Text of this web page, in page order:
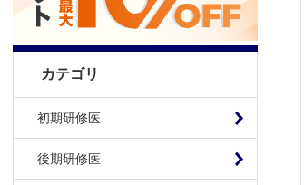
カテゴリ
初期研修医
後期研修医